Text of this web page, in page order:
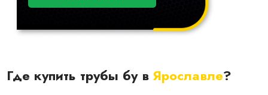
Где купить трубы бу вЯрославле?